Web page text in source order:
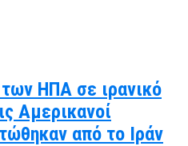
ΗΠΑ σε ιρανικό
Αμερικανοί
από το Ιράν